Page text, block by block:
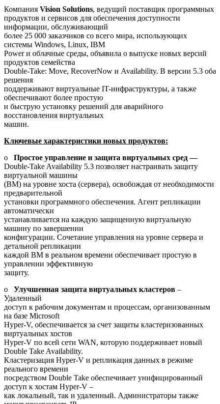
Компания Vision Solutions, ведущий поставщик программных
продуктов и сервисов для обеспечения доступности
информации, обслуживающий
более 25 000 заказчиков со всего мира, использующих
системы Windows, Linux, IBM
Power и облачные среды, объявила о выпуске новых версий
продуктов семейства
Double-Take: Move, RecoverNow и Availability. В версии 5.3 оба
решения
поддерживают виртуальные IT-инфраструктуры, а также
обеспечивают более простую
и быструю установку решений для аварийного
восстановления виртуальных
машин.
Ключевые характеристики новых продуктов:
o Простое управление и защита виртуальных сред —
Double-Take Availability 5.3 позволяет настраивать защиту
виртуальной машины
(ВМ) на уровне хоста (сервера), освобождая от необходимости
предварительной
установки программного обеспечения. Агент репликации
автоматически
устанавливается на каждую защищенную виртуальную
машину по завершении
конфигурации. Сочетание управления на уровне сервера и
детальной репликации
каждой ВМ в реальном времени обеспечивает простую в
управлении эффективную
защиту.
o Улучшенная защита виртуальных кластеров –
Удаленный
доступ к рабочим документам и процессам, организованным
на базе Microsoft
Hyper-V, обеспечивается за счет защиты кластеризованных
виртуальных хостов
Hyper-V по всей сети WAN, которую поддерживает новый
Double Take Availability.
Кластеризация Hyper-V и репликация данных в режиме
реального времени
посредством Double Take обеспечивает унифицированный
доступ к хостам Hyper-V –
как локальный, так и удаленный. Администраторы также